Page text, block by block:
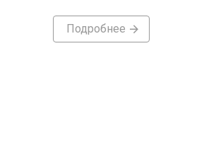
Подробнее